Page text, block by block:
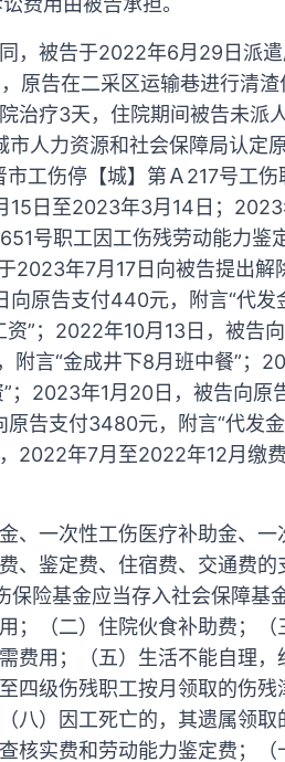
，被告于2022年6月29日派
原告在二采区运输巷进行清
治疗3天，住院期间被告未派
人力资源和社会保障局认定
工伤停【城】第Ａ217号工
日至2023年3月14日；
号职工因工伤残劳动能力鉴
2023年7月17日向被告提出解
原告支付440元，附言“代发
”；2022年10月13日，被告
附言“金成井下8月班中餐”；
；2023年1月20日，被告向
告支付3480元，附言“代发
2022年7月至2022年12月缴
、一次性工伤医疗补助金、
、鉴定费、住宿费、交通费
险基金应当存入社会保障基
；（二）住院伙食补助费；
费用；（五）生活不能自理
四级伤残职工按月领取的伤
八）因工死亡的，其遗属领
核实费和劳动能力鉴定费；